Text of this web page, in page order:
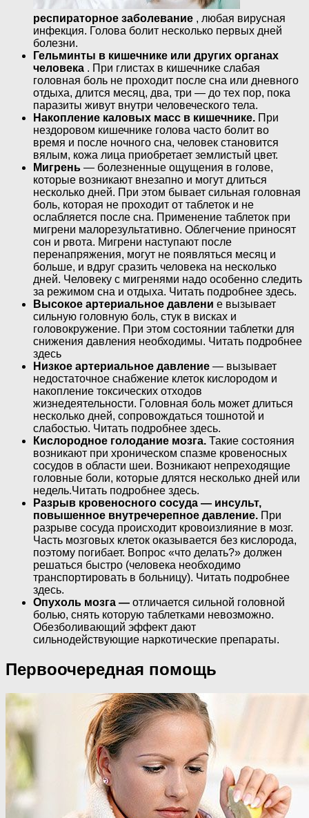
респираторное заболевание , любая вирусная
инфекция. Голова болит несколько первых дней
болезни.
Гельминты в кишечнике или других органах
человека . При глистах в кишечнике слабая
головная боль не проходит после сна или дневного
отдыха, длится месяц, два, три — до тех пор, пока
паразиты живут внутри человеческого тела.
Накопление каловых масс в кишечнике. При
нездоровом кишечнике голова часто болит во
время и после ночного сна, человек становится
вялым, кожа лица приобретает землистый цвет.
Мигрень — болезненные ощущения в голове,
которые возникают внезапно и могут длиться
несколько дней. При этом бывает сильная головная
боль, которая не проходит от таблеток и не
ослабляется после сна. Применение таблеток при
мигрени малорезультативно. Облегчение приносят
сон и рвота. Мигрени наступают после
перенапряжения, могут не появляться месяц и
больше, и вдруг сразить человека на несколько
дней. Человеку с мигренями надо особенно следить
за режимом сна и отдыха. Читать подробнее здесь.
Высокое артериальное давлени е вызывает
сильную головную боль, стук в висках и
головокружение. При этом состоянии таблетки для
снижения давления необходимы. Читать подробнее
здесь
Низкое артериальное давление — вызывает
недостаточное снабжение клеток кислородом и
накопление токсических отходов
жизнедеятельности. Головная боль может длиться
несколько дней, сопровождаться тошнотой и
слабостью. Читать подробнее здесь.
Кислородное голодание мозга. Такие состояния
возникают при хроническом спазме кровеносных
сосудов в области шеи. Возникают непреходящие
головные боли, которые длятся несколько дней или
недель.Читать подробнее здесь.
Разрыв кровеносного сосуда — инсульт,
повышенное внутречерепное давление. При
разрыве сосуда происходит кровоизлияние в мозг.
Часть мозговых клеток оказывается без кислорода,
поэтому погибает. Вопрос «что делать?» должен
решаться быстро (человека необходимо
транспортировать в больницу). Читать подробнее
здесь.
Опухоль мозга — отличается сильной головной
болью, снять которую таблетками невозможно.
Обезболивающий эффект дают
сильнодействующие наркотические препараты.
Первоочередная помощь